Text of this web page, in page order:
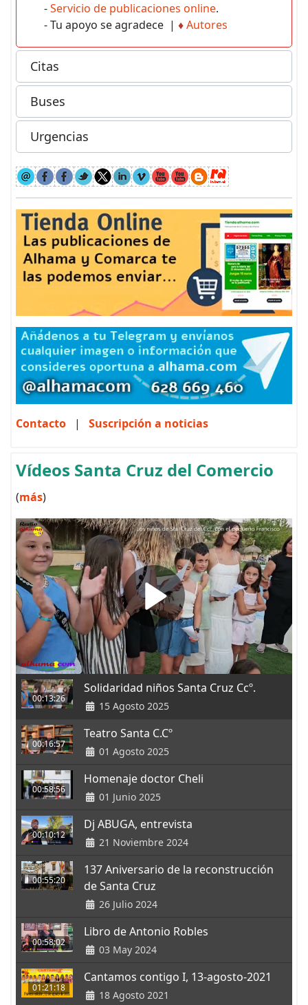
-Servicio de publicaciones online.
- Tu apoyo se agradece | ♦Autores
Citas
Buses
Urgencias
Contacto | Suscripción a noticias
Vídeos Santa Cruz del Comercio
(más)
00:13:26
Solidaridad niños Santa Cruz Ccº.
15 Agosto 2025
00:16:57
Teatro Santa C.Cº
01 Agosto 2025
00:58:56
Homenaje doctor Cheli
01 Junio 2025
00:10:12
Dj ABUGA, entrevista
21 Noviembre 2024
00:55:20
137 Aniversario de la reconstrucción
de Santa Cruz
26 Julio 2024
00:58:02
Libro de Antonio Robles
03 May 2024
01:21:18
Cantamos contigo I, 13-agosto-2021
18 Agosto 2021